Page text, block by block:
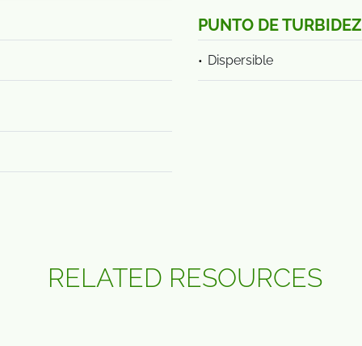
PUNTO DE TURBIDEZ
Dispersible
RELATED RESOURCES